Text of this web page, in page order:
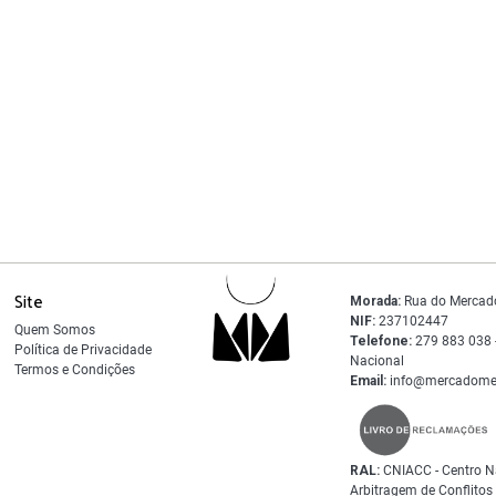
Site
Quem Somos
Política de Privacidade
Termos e Condições
Morada:Rua do
NIF:237102447
Telefone:279 883 038
Nacional
Email:
RAL:CNIACC - Centro
Arbitragem de Conflitos